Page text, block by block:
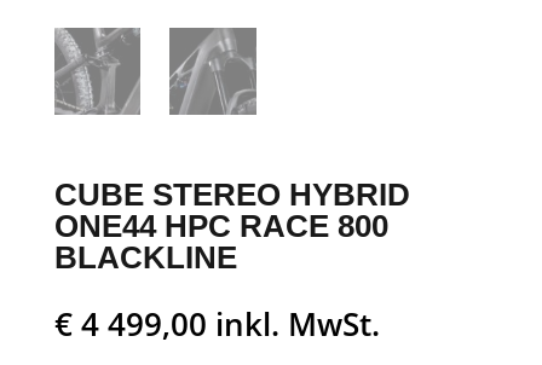
CUBE STEREO HYBRID
ONE44 HPC RACE 800
BLACKLINE
€4 499,00 inkl. MwSt.